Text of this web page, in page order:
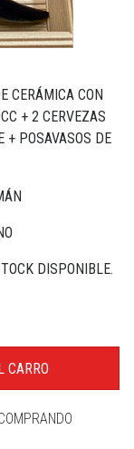
CERÁMICA CON
+ 2 CERVEZAS
+ POSAVASOS DE
DISPONIBLE.